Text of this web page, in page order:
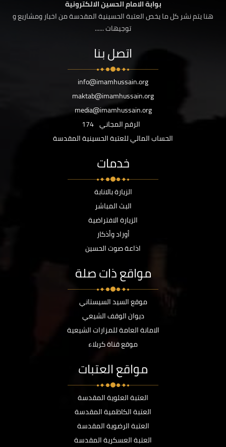
بوابة الامام الحسين الالكترونية
هنا يتم نشر كل ما يخص العتبة الحسينية المقدسة من اخبار ومشاريع و
توجيهات ......
اتصل بنا
info@imamhussain.org
maktab@imamhussain.org
media@imamhussain.org
الرقم المجاني 174
الحساب المالي للعتبة الحسينية المقدسة
خدمات
الزيارة بالانابة
البث المباشر
الزيارة الافتراضية
أوراد وأذكار
اذاعة صوت الحسين
مواقع ذات صلة
موقع السيد السيستاني
ديوان الوقف الشيعي
الامانة العامة للمزارات الشيعية
موقع قناة كربلاء
مواقع العتبات
العتبة العلوية المقدسة
العتبة الكاظمية المقدسة
العتبة الرضوية المقدسة
العتبة العسكرية المقدسة